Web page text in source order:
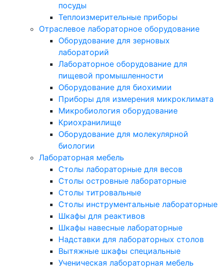
посуды
Теплоизмерительные приборы
Отраслевое лабораторное оборудование
Оборудование для зерновых
лабораторий
Лабораторное оборудование для
пищевой промышленности
Оборудование для биохимии
Приборы для измерения микроклимата
Микробиология оборудование
Криохранилище
Оборудование для молекулярной
биологии
Лабораторная мебель
Столы лабораторные для весов
Столы островные лабораторные
Столы титровальные
Столы инструментальные лабораторные
Шкафы для реактивов
Шкафы навесные лабораторные
Надставки для лабораторных столов
Вытяжные шкафы специальные
Ученическая лабораторная мебель